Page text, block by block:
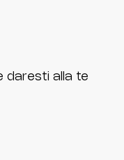
daresti alla te